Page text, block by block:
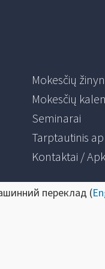
Mokesčių
Mokesčių
Seminarai
Tarptautinis
Kontaktai /
переклад (